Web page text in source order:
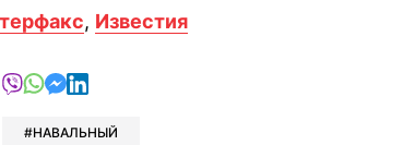
, Известия
в Telegram
в Facebook
поделиться в X
отправить в Viber
отправить в Whatsapp
отправить в Messenger
отправить в LinkedIn
НАВАЛЬНЫЙ